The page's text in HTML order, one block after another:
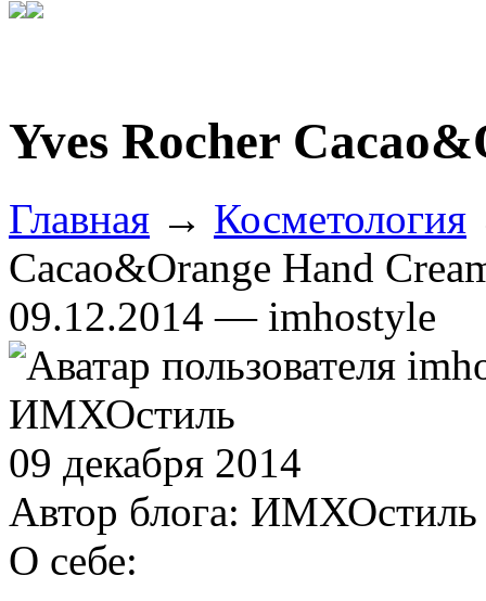
Yves Rocher
Главная → Косметология
Cacao&Orange Hand
09.12.2014 — imhostyle
ИМХОстиль
09 декабря 2014
Автор блога: ИМХОстиль
О себе: